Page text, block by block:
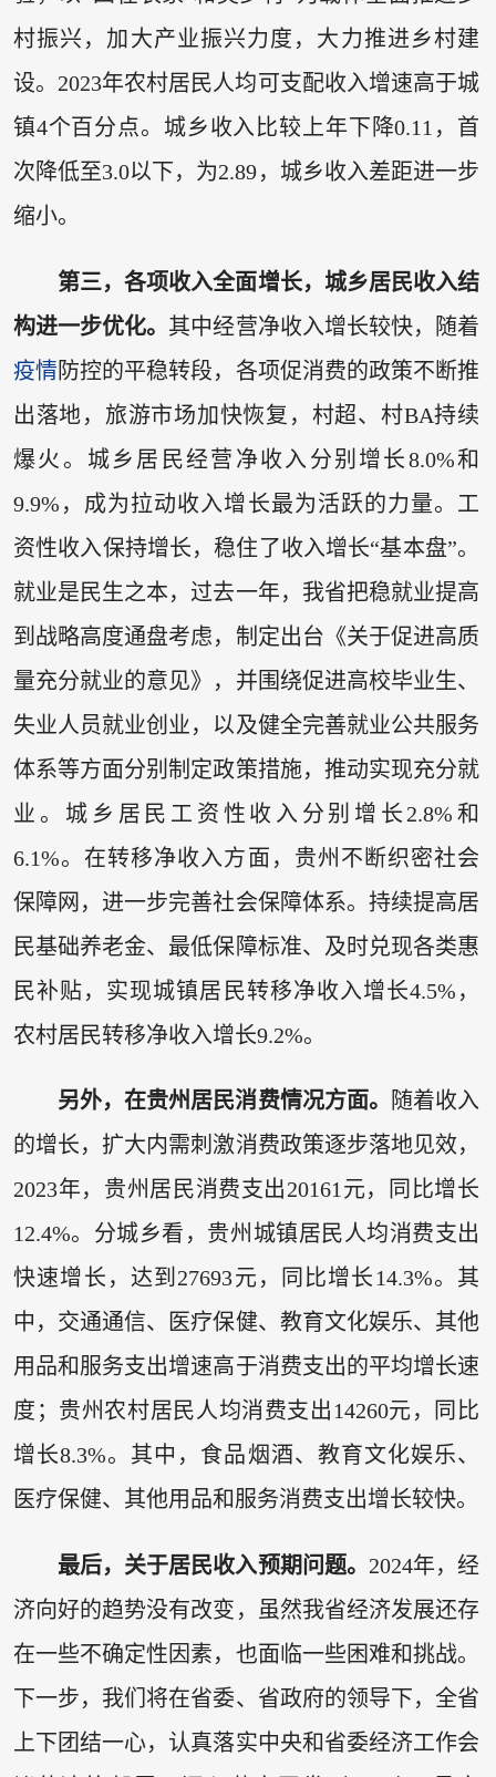
村振兴，加大产业振兴力度，大力推进乡村建
设。2023年农村居民人均可支配收入增速高于城
镇4个百分点。城乡收入比较上年下降0.11，首
次降低至3.0以下，为2.89，城乡收入差距进一步
缩小。
第三，各项收入全面增长，城乡居民收入结
构进一步优化。 其中经营净收入增长较快，随着
疫情防控的平稳转段，各项促消费的政策不断推
出落地，旅游市场加快恢复，村超、村BA持续
爆火。城乡居民经营净收入分别增长8.0%和
9.9%，成为拉动收入增长最为活跃的力量。工
资性收入保持增长，稳住了收入增长“基本盘”。
就业是民生之本，过去一年，我省把稳就业提高
到战略高度通盘考虑，制定出台《关于促进高质
量充分就业的意见》，并围绕促进高校毕业生、
失业人员就业创业，以及健全完善就业公共服务
体系等方面分别制定政策措施，推动实现充分就
业。城乡居民工资性收入分别增长2.8%和
6.1%。在转移净收入方面，贵州不断织密社会
保障网，进一步完善社会保障体系。持续提高居
民基础养老金、最低保障标准、及时兑现各类惠
民补贴，实现城镇居民转移净收入增长4.5%，
农村居民转移净收入增长9.2%。
另外，在贵州居民消费情况方面。
随着收入
的增长，扩大内需刺激消费政策逐步落地见效，
2023年，贵州居民消费支出20161元，同比增长
12.4%。分城乡看，贵州城镇居民人均消费支出
快速增长，达到27693元，同比增长14.3%。其
中，交通通信、医疗保健、教育文化娱乐、其他
用品和服务支出增速高于消费支出的平均增长速
度；贵州农村居民人均消费支出14260元，同比
增长8.3%。其中，食品烟酒、教育文化娱乐、
医疗保健、其他用品和服务消费支出增长较快。
最后，关于居民收入预期问题。 2024年，经
济向好的趋势没有改变，虽然我省经济发展还存
在一些不确定性因素，也面临一些困难和挑战。
下一步，我们将在省委、省政府的领导下，全省
上下团结一心，认真落实中央和省委经济工作会